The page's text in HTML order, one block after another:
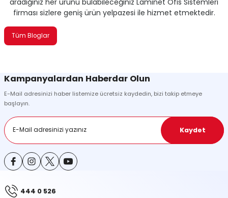
aradığınız her ürünü bulabileceğiniz Laminet Ofis Sistemleri
firması sizlere geniş ürün yelpazesi ile hizmet etmektedir.
Tüm Bloglar
Kampanyalardan Haberdar Olun
E-Mail adresinizi haber listemize ücretsiz kaydedin, bizi takip etmeye
başlayın.
Kaydet
444 0 526